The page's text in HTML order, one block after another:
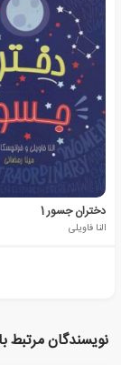
دختران جسور 1
النا فاویلی
نویسندگان مرتبط با